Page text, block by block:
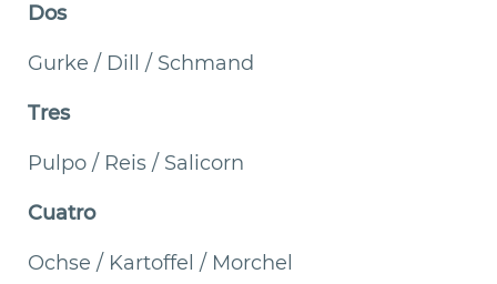
Dos
Gurke / Dill / Schmand
Tres
Pulpo / Reis / Salicorn
Cuatro
Ochse / Kartoffel / Morchel